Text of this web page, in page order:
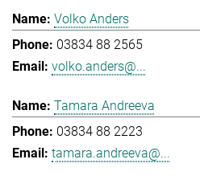
Volko Anders
03834 88 2565
volko.anders@...
Tamara Andreeva
03834 88 2223
tamara.andreeva@...